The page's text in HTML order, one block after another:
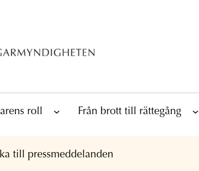
roll Från brott till rättegång
till pressmeddelanden